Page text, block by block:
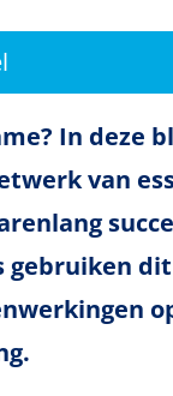
In deze
van
gebruiken